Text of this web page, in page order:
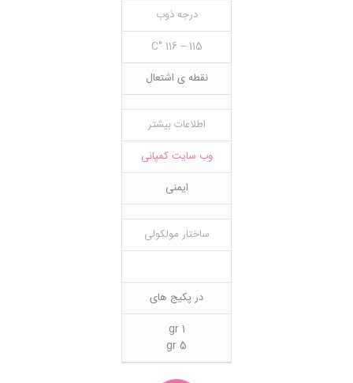
درجه ذوب
115 – 116 °C
نقطه ی اشتعال
اطلاعات بیشتر
وب سایت کمپانی
ایمنی
ساختار مولکولی
در پکیج های
1 gr
5 gr